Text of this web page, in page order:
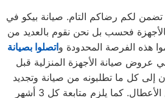
لكم رضاكم التام. صيانة بيكو في
بالأجهزة فحسب بل نحن نقوم بالعديد من
هذه الفرصة المحدودة واتصلوا بصيانة
عروض صيانة الأجهزة المنزلية قبل
إلى كل ما تطلبونه من صيانة وتجديد
الجهاز، وإصلاح جميع الأعطال. كما يلزم متابعة كل 3 أشهر